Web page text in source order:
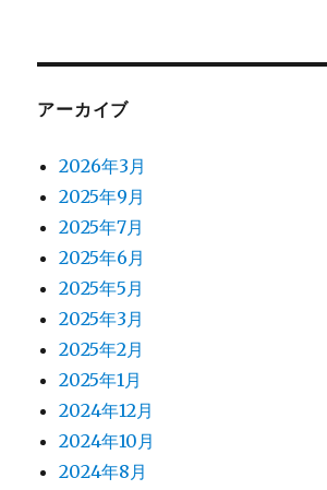
アーカイブ
2026年3月
2025年9月
2025年7月
2025年6月
2025年5月
2025年3月
2025年2月
2025年1月
2024年12月
2024年10月
2024年8月